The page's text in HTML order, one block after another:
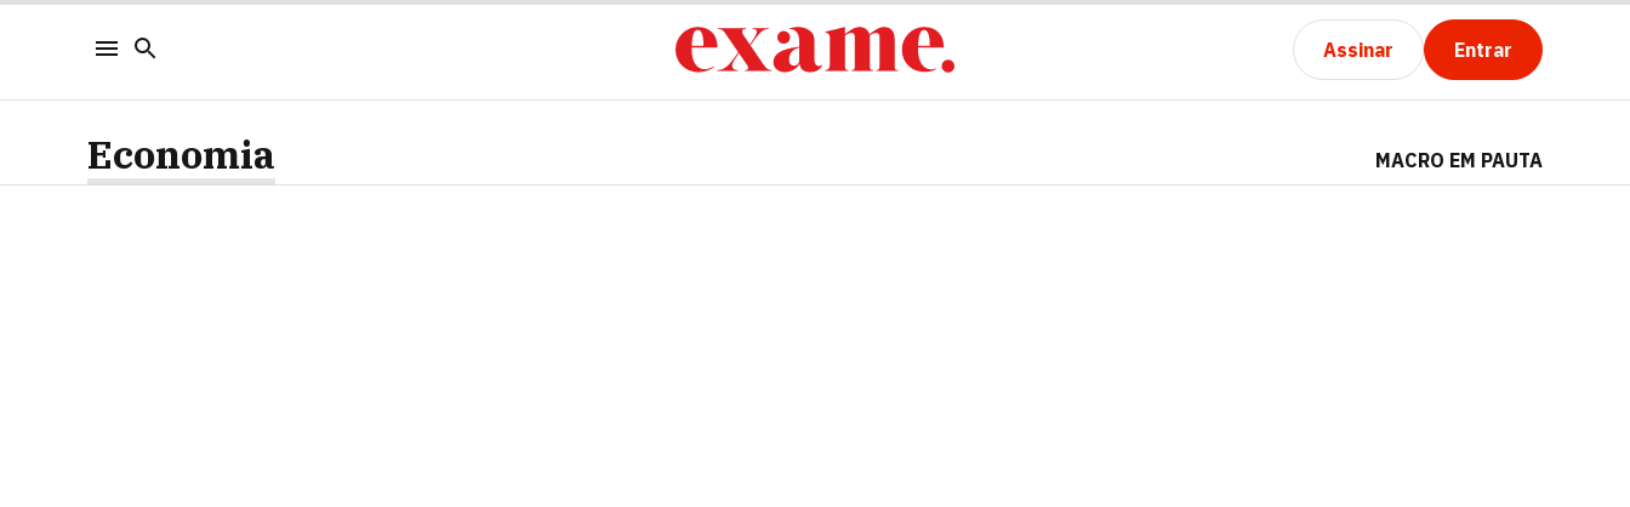
Assinar Entrar
Economia MACRO EM PAUTA